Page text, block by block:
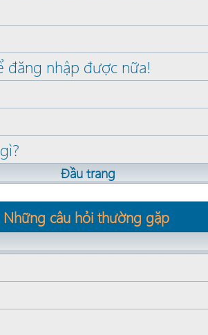
nhập được nữa!
Đầu trang
Những câu hỏi thường gặp